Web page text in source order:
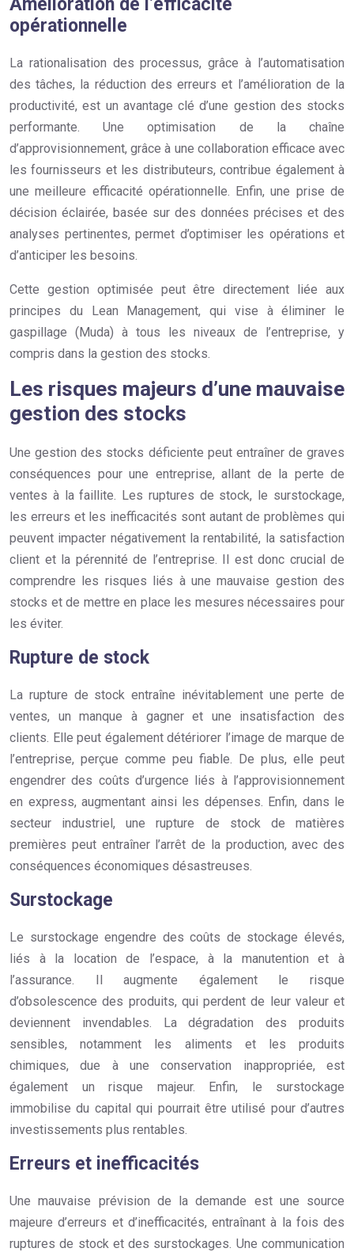
Amélioration de l’efficacité
opérationnelle
La rationalisation des processus, grâce à l’automatisation
des tâches, la réduction des erreurs et l’amélioration de la
productivité, est un avantage clé d’une gestion des stocks
performante. Une optimisation de la chaîne
d’approvisionnement, grâce à une collaboration efficace avec
les fournisseurs et les distributeurs, contribue également à
une meilleure efficacité opérationnelle. Enfin, une prise de
décision éclairée, basée sur des données précises et des
analyses pertinentes, permet d’optimiser les opérations et
d’anticiper les besoins.
Cette gestion optimisée peut être directement liée aux
principes du Lean Management, qui vise à éliminer le
gaspillage (Muda) à tous les niveaux de l’entreprise, y
compris dans la gestion des stocks.
Les risques majeurs d’une mauvaise
gestion des stocks
Une gestion des stocks déficiente peut entraîner de graves
conséquences pour une entreprise, allant de la perte de
ventes à la faillite. Les ruptures de stock, le surstockage,
les erreurs et les inefficacités sont autant de problèmes qui
peuvent impacter négativement la rentabilité, la satisfaction
client et la pérennité de l’entreprise. Il est donc crucial de
comprendre les risques liés à une mauvaise gestion des
stocks et de mettre en place les mesures nécessaires pour
les éviter.
Rupture de stock
La rupture de stock entraîne inévitablement une perte de
ventes, un manque à gagner et une insatisfaction des
clients. Elle peut également détériorer l’image de marque de
l’entreprise, perçue comme peu fiable. De plus, elle peut
engendrer des coûts d’urgence liés à l’approvisionnement
en express, augmentant ainsi les dépenses. Enfin, dans le
secteur industriel, une rupture de stock de matières
premières peut entraîner l’arrêt de la production, avec des
conséquences économiques désastreuses.
Surstockage
Le surstockage engendre des coûts de stockage élevés,
liés à la location de l’espace, à la manutention et à
l’assurance. Il augmente également le risque
d’obsolescence des produits, qui perdent de leur valeur et
deviennent invendables. La dégradation des produits
sensibles, notamment les aliments et les produits
chimiques, due à une conservation inappropriée, est
également un risque majeur. Enfin, le surstockage
immobilise du capital qui pourrait être utilisé pour d’autres
investissements plus rentables.
Erreurs et inefficacités
Une mauvaise prévision de la demande est une source
majeure d’erreurs et d’inefficacités, entraînant à la fois des
ruptures de stock et des surstockages. Une communication